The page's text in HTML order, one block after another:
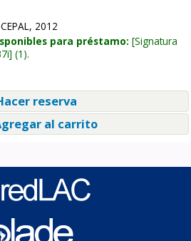
2012
para préstamo: Signatura
(1).
reserva
al carrito